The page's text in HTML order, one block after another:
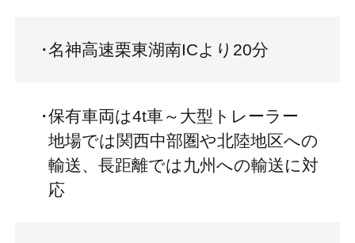
名神高速栗東湖南ICより20分
保有車両は4t車～大型トレーラー
地場では関西中部圏や北陸地区への
輸送、長距離では九州への輸送に対
応